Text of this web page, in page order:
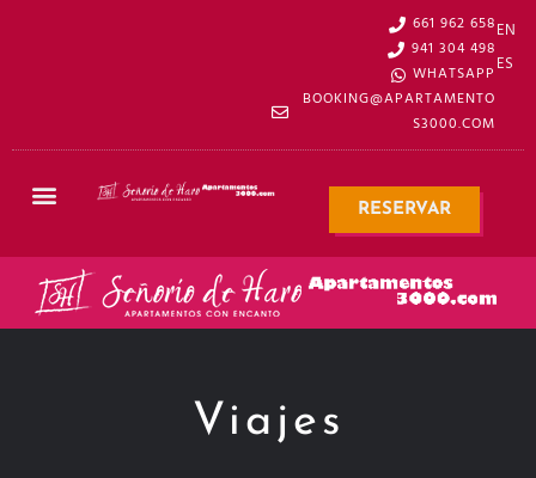
661 962 658
941 304 498
WHATSAPP
BOOKING@APARTAMENTO
S3000.COM
EN
ES
RESERVAR
Viajes